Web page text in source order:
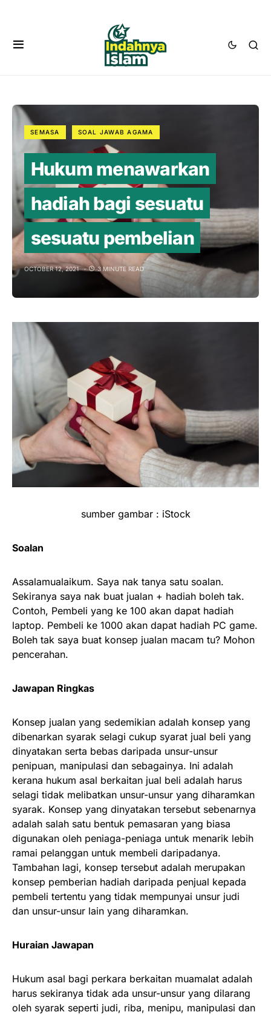
SEMASA SOAL JAWAB AGAMA
Hukum menawarkan
hadiah bagi sesuatu
sesuatu pembelian
OCTOBER 12, 2021 3 MINUTE READ
sumber gambar : iStock
Soalan
Assalamualaikum. Saya nak tanya satu soalan.
Sekiranya saya nak buat jualan + hadiah boleh tak.
Contoh, Pembeli yang ke 100 akan dapat hadiah
laptop. Pembeli ke 1000 akan dapat hadiah PC game.
Boleh tak saya buat konsep jualan macam tu? Mohon
pencerahan.
Jawapan Ringkas
Konsep jualan yang sedemikian adalah konsep yang
dibenarkan syarak selagi cukup syarat jual beli yang
dinyatakan serta bebas daripada unsur-unsur
penipuan, manipulasi dan sebagainya. Ini adalah
kerana hukum asal berkaitan jual beli adalah harus
selagi tidak melibatkan unsur-unsur yang diharamkan
syarak. Konsep yang dinyatakan tersebut sebenarnya
adalah salah satu bentuk pemasaran yang biasa
digunakan oleh peniaga-peniaga untuk menarik lebih
ramai pelanggan untuk membeli daripadanya.
Tambahan lagi, konsep tersebut adalah merupakan
konsep pemberian hadiah daripada penjual kepada
pembeli tertentu yang tidak mempunyai unsur judi
dan unsur-unsur lain yang diharamkan.
Huraian Jawapan
Hukum asal bagi perkara berkaitan muamalat adalah
harus sekiranya tidak ada unsur-unsur yang dilarang
oleh syarak seperti judi, riba, menipu, manipulasi dan